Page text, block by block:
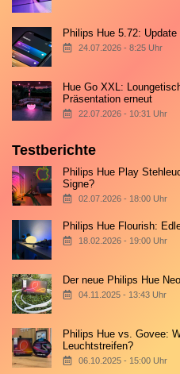
Philips Hue 5.72:
24.07.2026 - 8:25 Uhr
Hue Go XXL:
Präsentation erneut
22.07.2026 - 10:31 Uhr
Testberichte
Philips Hue Play
Signe?
02.07.2026 - 18:00 Uhr
Philips Hue Flourish:
18.02.2026 - 19:00 Uhr
Der neue Philips Hue
04.11.2025 - 13:43 Uhr
Philips Hue vs. Govee:
Leuchtstreifen?
06.10.2025 - 15:00 Uhr